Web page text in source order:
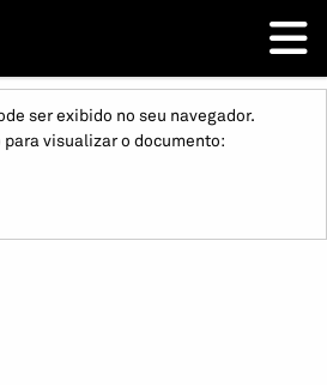
ser exibido no seu navegador.
visualizar o documento: